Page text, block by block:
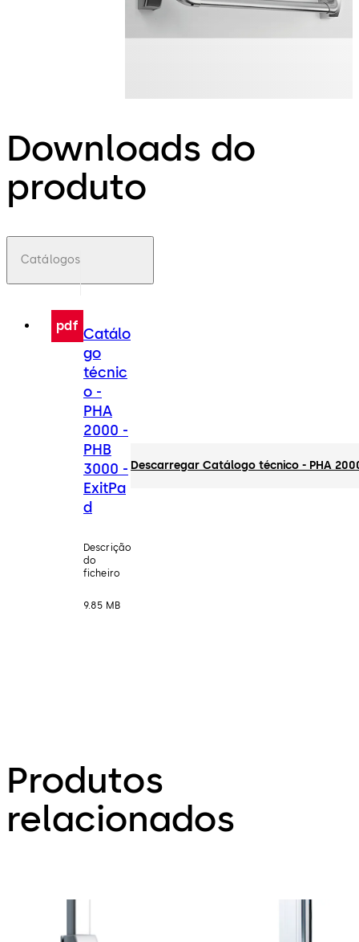
Downloads do
produto
Catálogos
pdf Catálo
go
técnic
o -
PHA
2000 -
PHB
3000 -
ExitPa
d
Descrição
do
ficheiro
9.85 MB
Descarregar Catálogo técnico - PHA
Produtos
relacionados